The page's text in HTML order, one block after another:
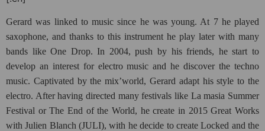
Gerard was linked to music since he was young. At 7 he played
saxophone, and thanks to this instrument he play later with many
bands like One Drop. In 2004, push by his friends, he start to
develop an interest for electro music and he discover the techno
music. Captivated by the mix’world, Gerard adapt his style to the
electro. After having directed many festivals like La masia Summer
Festival or The End of the World, he create in 2015 Great Works
with Julien Blanch (JULI), with he decide to create Locked and the